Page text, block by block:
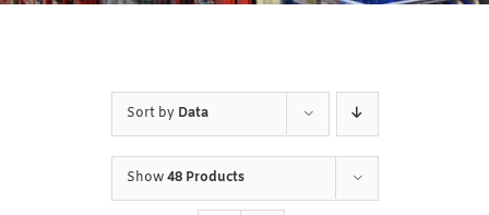
Sort by Data
Show48 Products